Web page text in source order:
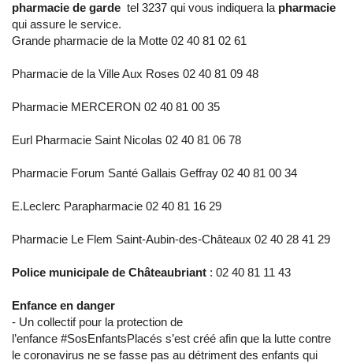
pharmacie de garde tel 3237 qui vous indiquera la pharmacie
qui assure le service.
Grande pharmacie de la Motte 02 40 81 02 61
Pharmacie de la Ville Aux Roses 02 40 81 09 48
Pharmacie MERCERON 02 40 81 00 35
Eurl Pharmacie Saint Nicolas 02 40 81 06 78
Pharmacie Forum Santé Gallais Geffray 02 40 81 00 34
E.Leclerc Parapharmacie 02 40 81 16 29
Pharmacie Le Flem Saint-Aubin-des-Châteaux 02 40 28 41 29
Police municipale de Châteaubriant : 02 40 81 11 43
Enfance en danger
- Un collectif pour la protection de
l’enfance #SosEnfantsPlacés s’est créé afin que la lutte contre
le coronavirus ne se fasse pas au détriment des enfants qui